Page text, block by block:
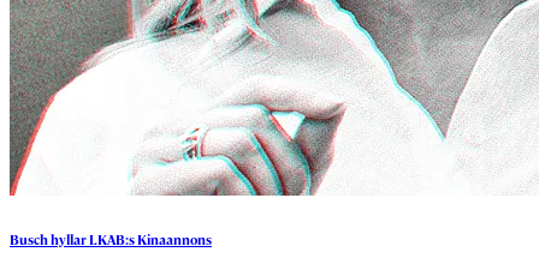
BuschhyllarLKAB:sKinaannons